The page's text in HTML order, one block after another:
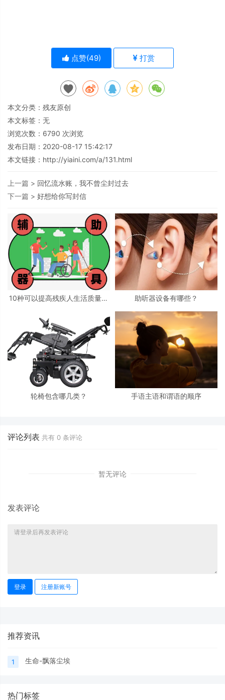
点赞(49) 打赏
本文分类： 残友原创
本文标签：无
浏览次数： 6790 次浏览
发布日期：2020-08-17 15:42:17
本文链接： http://yiaini.com/a/131.html
上一篇 > 回忆流水账，我不曾尘封过去
下一篇 > 好想给你写封信
10种可以提高残疾人生活质量的
助听器设备有哪些？
轮椅包含哪几类？ 手语主语和谓语的顺序
评论列表 共有 0 条评论
暂无评论
发表评论
登录 注册新账号
推荐资讯
1 生命-飘落尘埃
热门标签